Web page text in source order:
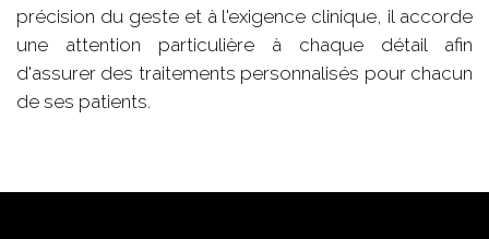
précision du geste et à l'exigence clinique, il accorde
une attention particulière à chaque détail afin
d'assurer des traitements personnalisés pour chacun
de ses patients.